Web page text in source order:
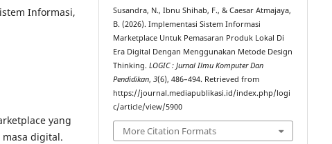
Informasi,
yang
digital.
Susandra, N., Ibnu Shihab, F., & Caesar Atmajaya,
B. (2026). Implementasi Sistem Informasi
Marketplace Untuk Pemasaran Produk Lokal Di
Era Digital Dengan Menggunakan Metode Design
Thinking.LOGIC : Jurnal Ilmu Komputer Dan
Pendidikan,3(6), 486–494. Retrieved from
https://journal.mediapublikasi.id/index.php/logi
c/article/view/5900
More Citation Formats